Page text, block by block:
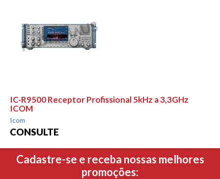
IC-R9500 Receptor Profissional 5kHz a 3,3GHz
ICOM
Icom
CONSULTE
Cadastre-se e receba nossas melhores
promoções: